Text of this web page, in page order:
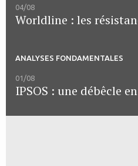
04/08
Worldline : les
ANALYSES FONDAMENTALES
01/08
IPSOS : une débêcle